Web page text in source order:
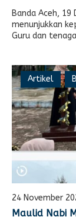
Banda Aceh,
menunjukkan
Guru dan
Artikel
24 November
Maulid Nabi